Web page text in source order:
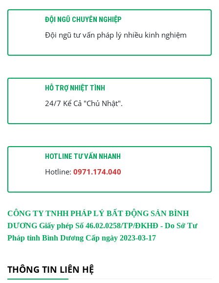
ĐỘI NGŨ CHUYÊN NGHIỆP
Đội ngũ tư vấn pháp lý nhiều kinh nghiệm
HỖ TRỢ NHIỆT TÌNH
24/7 Kể Cả "Chủ Nhật".
HOTLINE TƯ VẤN NHANH
Hotline: 0971.174.040
CÔNG TY TNHH PHÁP LÝ BẤT ĐỘNG SẢN BÌNH
DƯƠNG Giấy phép Số 46.02.0258/TP/ĐKHĐ - Do Sở Tư
Pháp tỉnh Bình Dương Cấp ngày 2023-03-17
THÔNG TIN LIÊN HỆ